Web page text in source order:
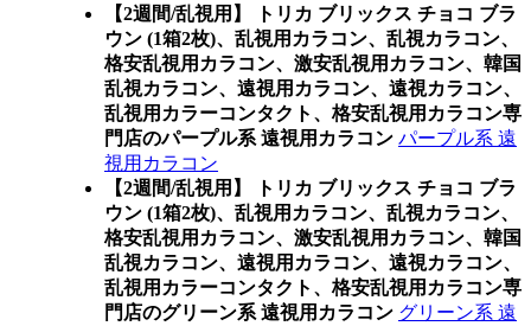
【2週間/乱視用】 トリカ ブリックス チョコ ブラ
ウン (1箱2枚)、乱視用カラコン、乱視カラコン、
格安乱視用カラコン、激安乱視用カラコン、韓国
乱視カラコン、遠視用カラコン、遠視カラコン、
乱視用カラーコンタクト、格安乱視用カラコン専
門店のパープル系 遠視用カラコン パープル系 遠
視用カラコン
【2週間/乱視用】 トリカ ブリックス チョコ ブラ
ウン (1箱2枚)、乱視用カラコン、乱視カラコン、
格安乱視用カラコン、激安乱視用カラコン、韓国
乱視カラコン、遠視用カラコン、遠視カラコン、
乱視用カラーコンタクト、格安乱視用カラコン専
門店のグリーン系 遠視用カラコン グリーン系 遠